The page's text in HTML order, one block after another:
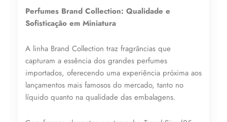
N°
069/810
Perfumes Brand Collection: Qualidade e
Sofisticação em Miniatura
A linha Brand Collection traz fragrâncias que
capturam a essência dos grandes perfumes
importados, oferecendo uma experiência próxima aos
lançamentos mais famosos do mercado, tanto no
líquido quanto na qualidade das embalagens.